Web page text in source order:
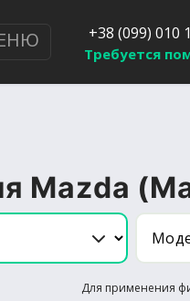
+38 (099) 010
Требуется
Mazda
Для применения